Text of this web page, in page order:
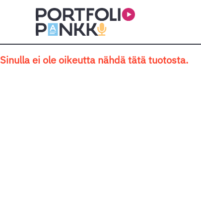
Siirry sisältöön
Sinulla ei ole oikeutta nähdä tätä tuotosta.